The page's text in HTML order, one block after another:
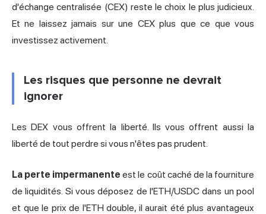
d'échange centralisée (CEX) reste le choix le plus judicieux.
Et ne laissez jamais sur une CEX plus que ce que vous
investissez activement.
Les risques que personne ne devrait
ignorer
Les DEX vous offrent la liberté. Ils vous offrent aussi la
liberté de tout perdre si vous n'êtes pas prudent.
La perte impermanente est le coût caché de la fourniture
de liquidités. Si vous déposez de l'ETH/USDC dans un pool
et que le prix de l'ETH double, il aurait été plus avantageux